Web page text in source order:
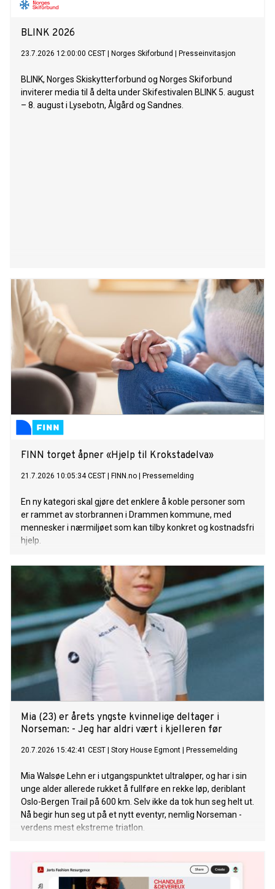
BLINK 2026
23.7.2026 12:00:00 CEST Norges Skiforbund Presseinvitasjon
BLINK, Norges Skiskytterforbund og Norges Skiforbund
inviterer media til å delta under Skifestivalen BLINK 5. august
– 8. august i Lysebotn, Ålgård og Sandnes.
FINN torget åpner «Hjelp til Krokstadelva»
21.7.2026 10:05:34 CEST FINN.no Pressemelding
En ny kategori skal gjøre det enklere å koble personer som
er rammet av storbrannen i Drammen kommune, med
mennesker i nærmiljøet som kan tilby konkret og kostnadsfri
hjelp.
Mia (23) er årets yngste kvinnelige deltager i
Norseman: - Jeg har aldri vært i kjelleren før
20.7.2026 15:42:41 CEST Story House Egmont Pressemelding
Mia Walsøe Lehn er i utgangspunktet ultraløper, og har i sin
unge alder allerede rukket å fullføre en rekke løp, deriblant
Oslo-Bergen Trail på 600 km. Selv ikke da tok hun seg helt ut.
Nå begir hun seg ut på et nytt eventyr, nemlig Norseman -
verdens mest ekstreme triatlon.